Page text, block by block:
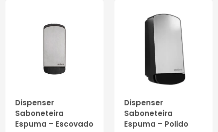
Dispenser
Saboneteira
Espuma – Escovado
Dispenser
Saboneteira
Espuma – Polido